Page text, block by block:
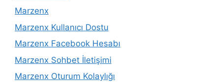
Marzenx
Marzenx Kullanıcı Dostu
Marzenx Facebook Hesabı
Marzenx Sohbet İletişimi
Marzenx Oturum Kolaylığı